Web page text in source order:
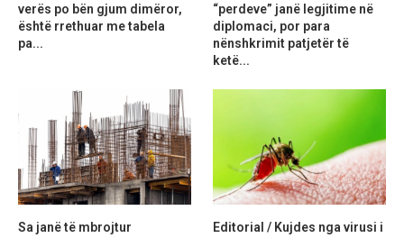
verës po bën gjum dimëror,
është rrethuar me tabela
pa...
“perdeve” janë legjitime në
diplomaci, por para
nënshkrimit patjetër të
ketë...
Sa janë të mbrojtur
Editorial / Kujdes nga virusi i